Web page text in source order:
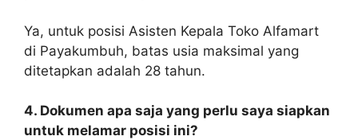
Ya, untuk posisi Asisten Kepala Toko Alfamart
di Payakumbuh, batas usia maksimal yang
ditetapkan adalah 28 tahun.
4. Dokumen apa saja yang perlu saya siapkan
untuk melamar posisi ini?